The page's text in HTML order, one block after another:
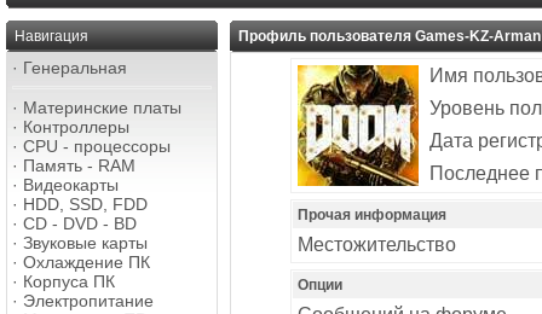
Навигация
· Генеральная
· Материнские платы
· Контроллеры
· CPU - процессоры
· Память - RAM
· Видеокарты
· HDD, SSD, FDD
· CD - DVD - BD
· Звуковые карты
· Охлаждение ПК
· Корпуса ПК
· Электропитание
Профиль пользователя Games-KZ-Arman
Имя
Уровень
Дата
Последнее
Прочая информация
Местожительство
Опции